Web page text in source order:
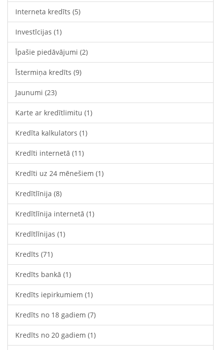
Interneta kredīts (5)
Investīcijas (1)
Īpašie piedāvājumi (2)
Īstermiņa kredīts (9)
Jaunumi (23)
Karte ar kredītlimitu (1)
Kredīta kalkulators (1)
Kredīti internetā (11)
Kredīti uz 24 mēnešiem (1)
Kredītlīnija (8)
Kredītlīnija internetā (1)
Kredītlīnijas (1)
Kredīts (71)
Kredīts bankā (1)
Kredīts iepirkumiem (1)
Kredīts no 18 gadiem (7)
Kredīts no 20 gadiem (1)